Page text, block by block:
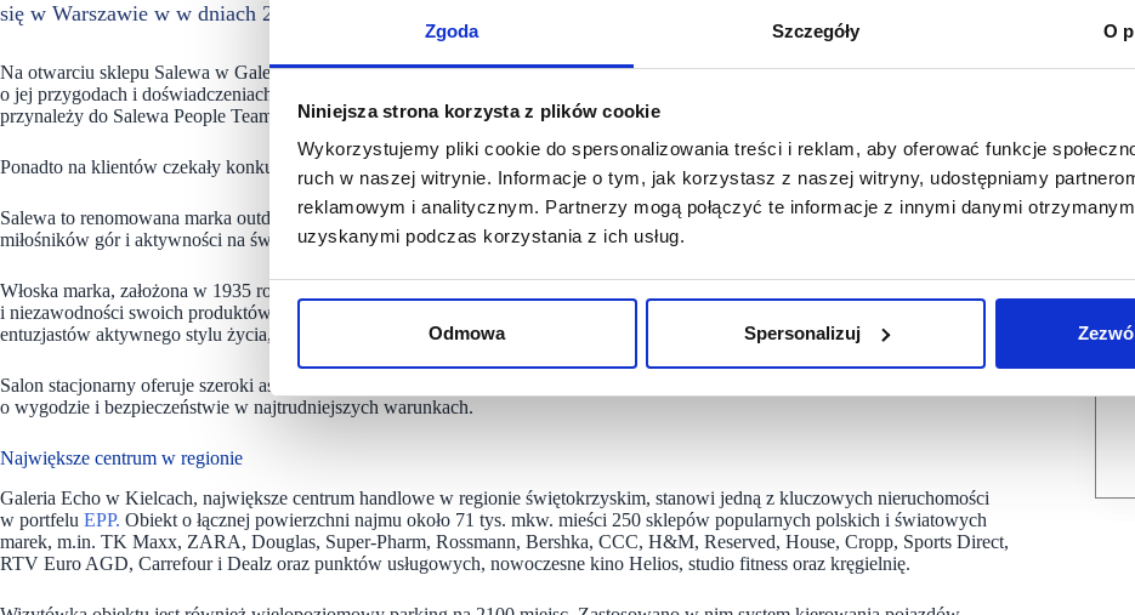
Zgoda Szczegóły O
Niniejsza strona korzysta z plików cookie
Wykorzystujemy pliki cookie do spersonalizowania treści i reklam, aby oferować funkcje
ruch w naszej witrynie. Informacje o tym, jak korzystasz z naszej witryny, udostępniamy
reklamowym i analitycznym. Partnerzy mogą połączyć te informacje z innymi danymi
uzyskanymi podczas korzystania z ich usług.
Odmowa Spersonalizuj
się w Warszawie w w dniach 25-26 września tego roku.
Na otwarciu sklepu Salewa w Galerii Echo w Kielcach można było porozmawiać z Karoliną Tuszyńską, podróżniczką i influencerką,
o jej przygodach i doświadczeniach górskich. W marcu 2024 roku dołączyła ona do grona ambasadorów marki Salewa i obecnie
przynależy do Salewa People Team.
Ponadto na klientów czekały konkursy z nagrodami oraz inne atrakcje.
Salewa to renomowana marka outdoorowa z długą tradycją i doświadczeniem w produkcji wysokiej jakości sprzętu oraz odzieży dla
miłośników gór i aktywności na świeżym powietrzu.
Włoska marka, założona w 1935 roku, zyskała międzynarodową renomę dzięki innowacyjnym rozwiązaniom technologicznym
i niezawodności swoich produktów. Salewa jest szczególnie ceniona przez alpinistów, wspinaczy, turystów górskich oraz wszystkich
entuzjastów aktywnego stylu życia, którzy cenią sobie najwyższą jakość i funkcjonalność.
Salon stacjonarny oferuje szeroki asortyment produktów takich jak odzież, obuwie oraz sprzęt górski, które zaprojektowane są z myślą
o wygodzie i bezpieczeństwie w najtrudniejszych warunkach.
Największe centrum w regionie
Galeria Echo w Kielcach, największe centrum handlowe w regionie świętokrzyskim, stanowi jedną z kluczowych nieruchomości
w portfelu EPP. Obiekt o łącznej powierzchni najmu około 71 tys. mkw. mieści 250 sklepów popularnych polskich i światowych
marek, m.in. TK Maxx, ZARA, Douglas, Super-Pharm, Rossmann, Bershka, CCC, H&M, Reserved, House, Cropp, Sports Direct,
RTV Euro AGD, Carrefour i Dealz oraz punktów usługowych, nowoczesne kino Helios, studio fitness oraz kręgielnię.